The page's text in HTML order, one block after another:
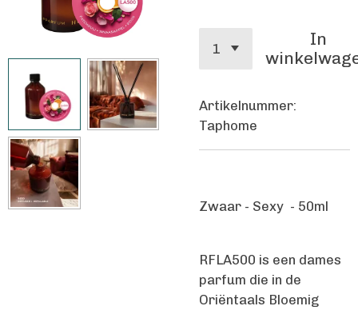
In
Artikelnummer:
Taphome
Zwaar - Sexy - 50ml
RFLA500 is een dames
parfum die in de
Oriëntaals Bloemig